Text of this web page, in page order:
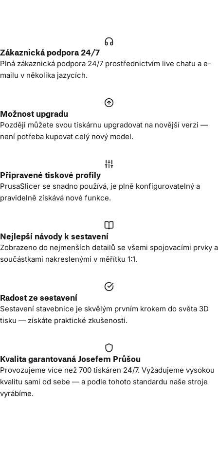
Zákaznická podpora 24/7
Plná zákaznická podpora 24/7 prostřednictvím live chatu a e-
mailu v několika jazycích.
Možnost upgradu
Později můžete svou tiskárnu upgradovat na novější verzi —
není potřeba kupovat celý nový model.
Připravené tiskové profily
PrusaSlicer se snadno používá, je plně konfigurovatelný a
pravidelně získává nové funkce.
Nejlepší návody k sestavení
Zobrazeno do nejmenších detailů se všemi spojovacími prvky a
součástkami nakreslenými v měřítku 1:1.
Radost ze sestavení
Sestavení stavebnice je skvělým prvním krokem do světa 3D
tisku — získáte praktické zkušenosti.
Kvalita garantovaná Josefem Průšou
Provozujeme více než 700 tiskáren 24/7. Vyžadujeme vysokou
kvalitu sami od sebe — a podle tohoto standardu naše stroje
vyrábíme.